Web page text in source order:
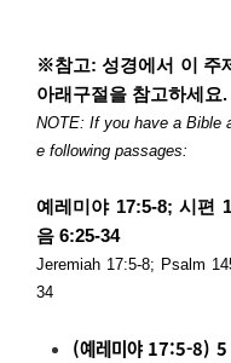
※참고:성경에서 이 주
아래구절을 참고하세요.
NOTE: If you have a Bible
e following passages:
예레미야17:5-8;시편
음 6:25-34
Jeremiah 17:5-8; Psalm
34
(예레미야 17:5-8) 5